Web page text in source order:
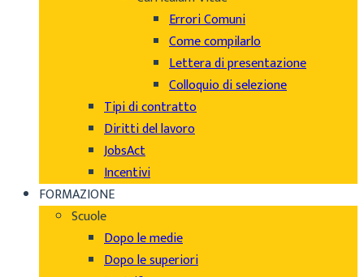
Errori Comuni
Come compilarlo
Lettera di presentazione
Colloquio di selezione
Tipi di contratto
Diritti del lavoro
JobsAct
Incentivi
FORMAZIONE
Scuole
Dopo le medie
Dopo le superiori